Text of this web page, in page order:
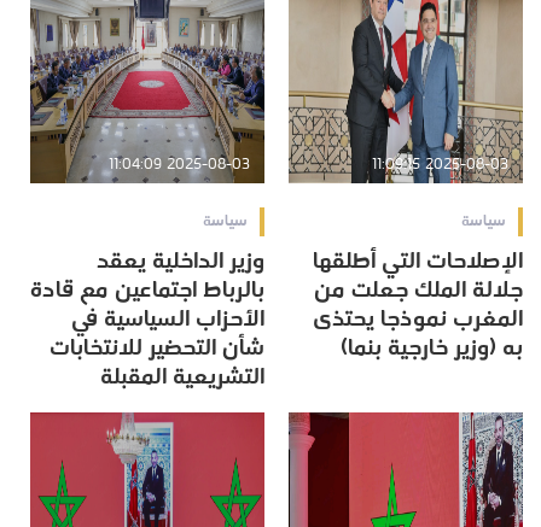
2025-08-03 11:09:15
سياسة
الإصلاحات التي أطلقها
جلالة الملك جعلت من
المغرب نموذجا يحتذى
به (وزير خارجية بنما)
2025-08-03 11:04:09
سياسة
وزير الداخلية يعقد
بالرباط اجتماعين مع قادة
الأحزاب السياسية في
شأن التحضير للانتخابات
التشريعية المقبلة